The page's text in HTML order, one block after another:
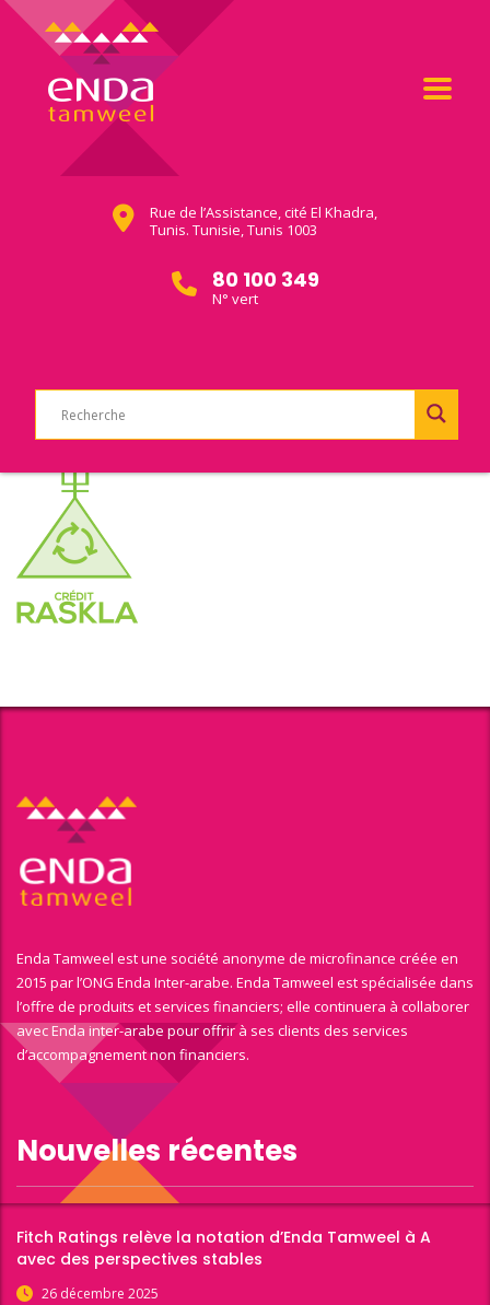
Rue de l’Assistance, cité El Khadra,
Tunis. Tunisie, Tunis 1003
80 100 349
N° vert
Enda Tamweel est une société anonyme de microfinance créée en
2015 par l’ONG Enda Inter-arabe. Enda Tamweel est spécialisée dans
l’offre de produits et services financiers; elle continuera à collaborer
avec Enda inter-arabe pour offrir à ses clients des services
d’accompagnement non financiers.
Nouvelles récentes
Fitch Ratings relève la notation d’Enda Tamweel à A
avec des perspectives stables
26 décembre 2025